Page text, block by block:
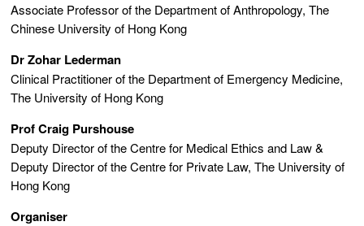
Associate Professor of the Department of Anthropology, The
Chinese University of Hong Kong
Dr Zohar Lederman
Clinical Practitioner of the Department of Emergency Medicine,
The University of Hong Kong
Prof Craig Purshouse
Deputy Director of the Centre for Medical Ethics and Law &
Deputy Director of the Centre for Private Law, The University of
Hong Kong
Organiser